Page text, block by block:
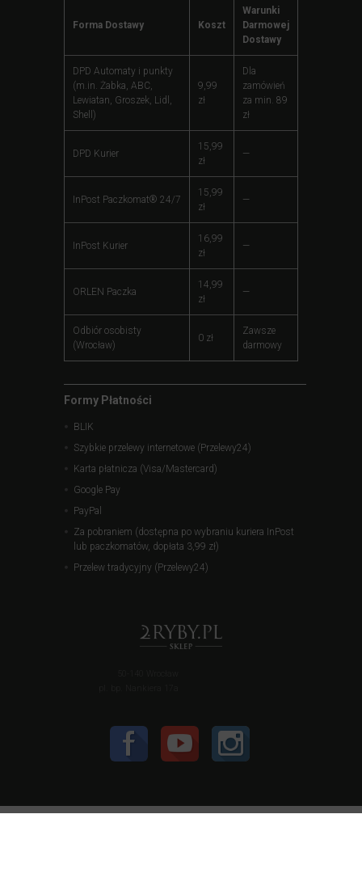
Forma Dostawy Koszt
Warunki
Darmowej
Dostawy
DPD Automaty i punkty
(m.in. Żabka, ABC,
Lewiatan, Groszek, Lidl,
Shell)
9,99
zł
Dla
zamówień
za min. 89
zł
DPD Kurier
15,99
zł
—
InPost Paczkomat® 24/7
15,99
zł
—
InPost Kurier
16,99
zł
—
ORLEN Paczka
14,99
zł
—
Odbiór osobisty
(Wrocław)
0 zł
Zawsze
darmowy
Formy Płatności
BLIK
Szybkie przelewy internetowe (Przelewy24)
Karta płatnicza (Visa/Mastercard)
Google Pay
PayPal
Za pobraniem (dostępna po wybraniu kuriera InPost
lub paczkomatów, dopłata 3,99 zł)
Przelew tradycyjny (Przelewy24)